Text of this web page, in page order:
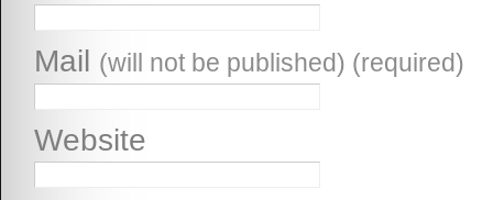
Mail (will not be published) (required)
Website